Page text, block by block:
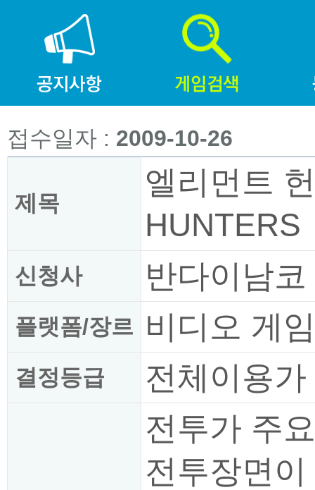
접수일자 : 2009-10-26
제목
엘리먼트
HUNTERS
신청사 반다이남
플랫폼/장르 비디오 게임
결정등급 전체이용가
전투가 주
전투장면